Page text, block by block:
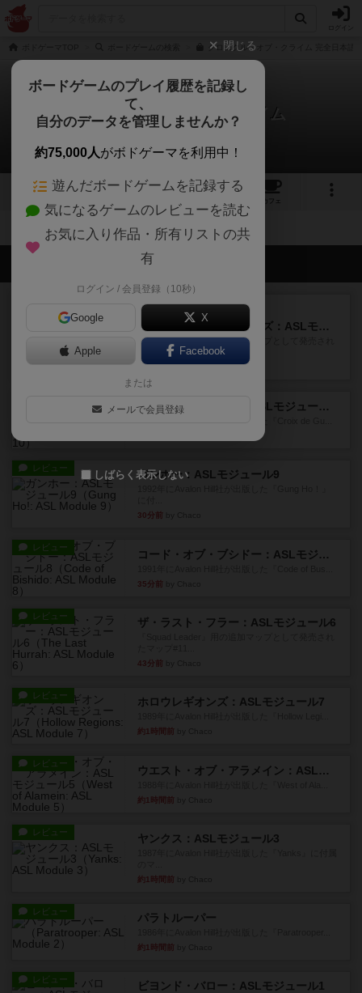
クロニクル・オブ・クライム 完全日本語
クロニクル・オブ・クライム
拡張/関連作品 0件
1 3
カフェ
会員の新しい投稿
ドゥームド・バタリオンズ：ASLモジュール11
『Squad Leader』用の追加マップとして発売され
たマップの#9...
9分前by Chaco
クロワ・ド・ゲール：ASLモジュール10
レビュー ガンホー：ASLモジュール9
30分前
レビュー
コード・オブ・ブシドー：ASLモジュール8
35分前
レビュー ザ・ラスト・フラー：ASLモジュール6
43分前
レビュー ホロウレギオンズ：ASLモジュール7
約1時間前
レビュー
ウエスト・オブ・アラメイン：ASLモジュール5
約1時間前
レビュー ヤンクス：ASLモジュール3
約1時間前
レビュー パラトルーパー
約1時間前
レビュー ビヨンド・バロー：ASLモジュール1
閉じる
ボードゲームのプレイ履歴を記録し
て、
自分のデータを管理しませんか？
約75,000人がボドゲーマを利用中！
遊んだボードゲームを記録する
気になるゲームのレビューを読む
お気に入り作品・所有リストの共
有
ログイン / 会員登録（10秒）
Google X
Apple Facebook
または
メールで会員登録
しばらく表示しない